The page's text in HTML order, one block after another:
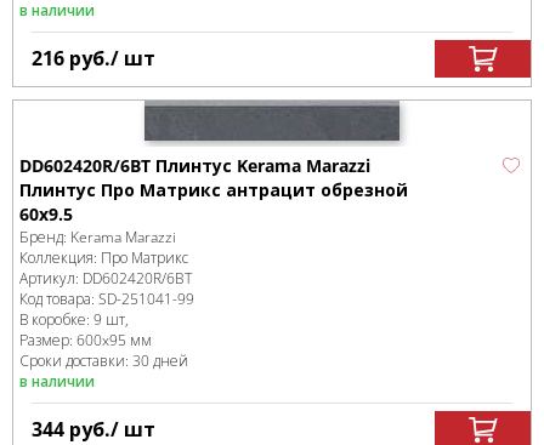
в наличии
216 руб./ шт
DD602420R/6BT Плинтус Kerama Marazzi
Плинтус Про Матрикс антрацит обрезной
60x9.5
Бренд: Kerama Marazzi
Коллекция: Про Матрикс
Артикул: DD602420R/6BT
Код товара: SD-251041-99
В коробке: 9 шт,
Размер: 600x95 мм
Сроки доставки: 30 дней
в наличии
344 руб./ шт